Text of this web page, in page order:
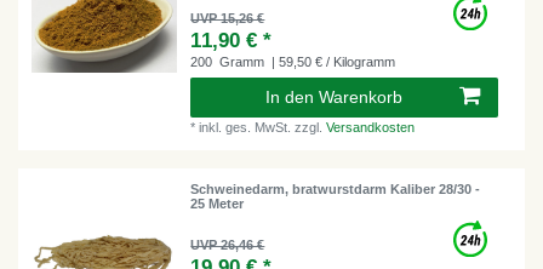
UVP 15,26 €
11,90 € *
200 Gramm | 59,50 € / Kilogramm
In den Warenkorb
*inkl. ges. MwSt. zzgl.Versandkosten
Schweinedarm, bratwurstdarm Kaliber 28/30 -
25 Meter
UVP 26,46 €